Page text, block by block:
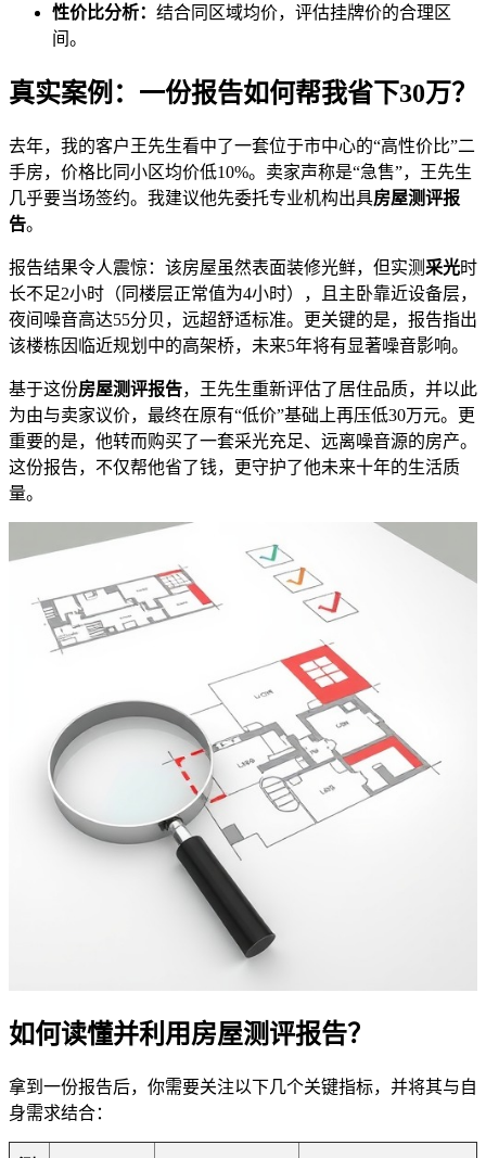
性价比分析： 结合同区域均价，评估挂牌价的合理区
间。
真实案例：一份报告如何帮我省下30万？
去年，我的客户王先生看中了一套位于市中心的“高性价比”二
手房，价格比同小区均价低10%。卖家声称是“急售”，王先生
几乎要当场签约。我建议他先委托专业机构出具房屋测评报
告。
报告结果令人震惊：该房屋虽然表面装修光鲜，但实测 采光时
长不足2小时（同楼层正常值为4小时），且主卧靠近设备层，
夜间噪音高达55分贝，远超舒适标准。更关键的是，报告指出
该楼栋因临近规划中的高架桥，未来5年将有显著噪音影响。
基于这份房屋测评报告，王先生重新评估了居住品质，并以此
为由与卖家议价，最终在原有“低价”基础上再压低30万元。更
重要的是，他转而购买了一套采光充足、远离噪音源的房产。
这份报告，不仅帮他省了钱，更守护了他未来十年的生活质
量。
如何读懂并利用房屋测评报告？
拿到一份报告后，你需要关注以下几个关键指标，并将其与自
身需求结合：